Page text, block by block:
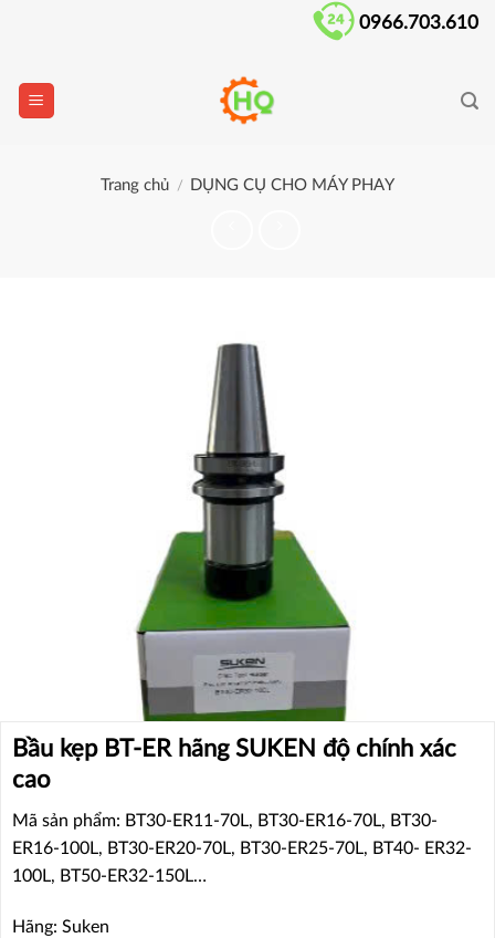
0966.703.610
Trang chủ / DỤNG CỤ CHO MÁY PHAY
Bầu kẹp BT-ER hãng SUKEN độ chính xác
cao
Mã sản phẩm: BT30-ER11-70L, BT30-ER16-70L, BT30-
ER16-100L, BT30-ER20-70L, BT30-ER25-70L, BT40- ER32-
100L, BT50-ER32-150L…
Hãng: Suken